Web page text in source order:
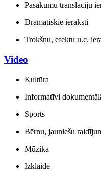
Pasākumu translāciju
Dramatiskie ieraksti
Trokšņu, efektu u.c.
Video
Kultūra
Informatīvi
Sports
Bērnu, jauniešu
Mūzika
Izklaide